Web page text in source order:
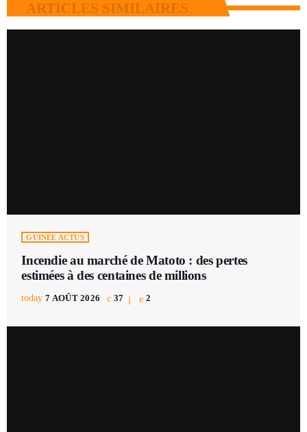
ARTICLES SIMILAIRES
GUINÉE ACTUS
Incendie au marché de Matoto : des pertes
estimées à des centaines de millions
today 7 AOÛT 2026 37 2